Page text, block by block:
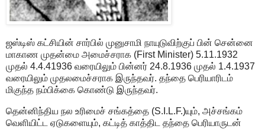
ஜஸ்டிஸ் கட்சியின் சார்பில் முனுசாமி நாயுடுவிற்குப் பின் சென்னை
மாகாண முதன்மை அமைச்சராக (First Minister) 5.11.1932
முதல் 4.4.41936 வரையிலும் பின்னர் 24.8.1936 முதல் 1.4.1937
வரையிலும் முதலமைச்சராக இருந்தவர். தந்தை பெரியாரிடம்
மிகுந்த நம்பிக்கை கொண்டு இருந்தவர்.
தென்னிந்திய நல உரிமைச் சங்கத்தை (S.I.L.F.)யும், அச்சங்கம்
வெளியிட்ட ஏடுகளையும், கட்டித் காத்திட தந்தை பெரியாருடன்